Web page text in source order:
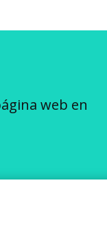
web en